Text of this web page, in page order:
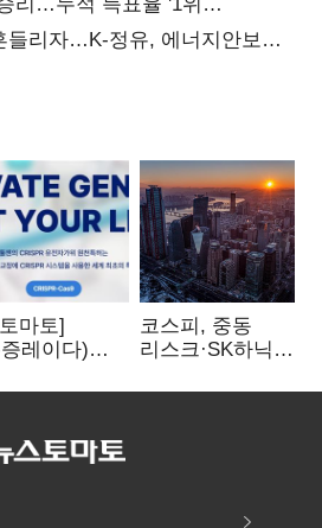
들리자…K-정유, 에너지안보
마토]
레이다)
의 1 토막…
용부터 챙긴다
코스피, 중동
리스크·SK하닉
뒷걸음